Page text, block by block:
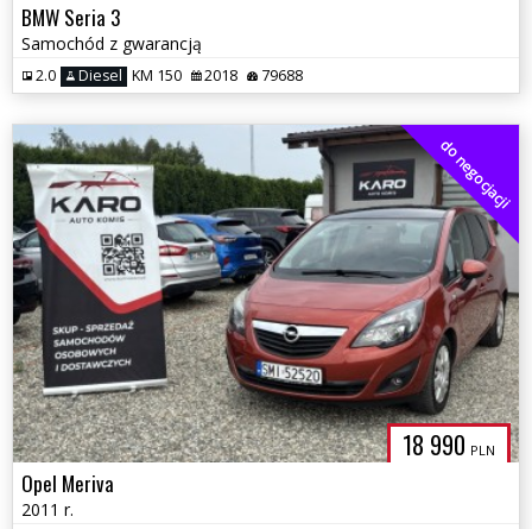
BMW Seria 3
Samochód z gwarancją
2.0 Diesel KM 150 2018 79688
18 990 PLN
do negocjacji
Opel Meriva
2011 r.